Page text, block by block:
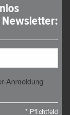
Anmeldung
* Pflichtfeld